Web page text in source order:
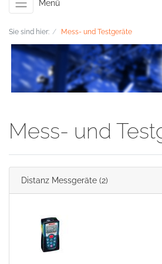
Menü
Sie sind hier: Mess- und Testgeräte
Mess- und
Distanz Messgeräte (2)